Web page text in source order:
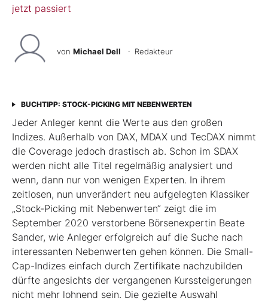
jetzt passiert
von Michael Dell · Redakteur
BUCHTIPP: STOCK-PICKING MIT NEBENWERTEN
Jeder Anleger kennt die Werte aus den großen
Indizes. Außerhalb von DAX, MDAX und TecDAX nimmt
die Coverage jedoch drastisch ab. Schon im SDAX
werden nicht alle Titel regel­mäßig analysiert und
wenn, dann nur von wenigen Experten. In ihrem
zeitlosen, nun unverändert neu aufgelegten Klassiker
„Stock-Picking mit Nebenwerten“ zeigt die im
September 2020 verstorbene Börsenexpertin Beate
Sander, wie Anleger erfolgreich auf die Suche nach
interessanten Nebenwerten gehen können. Die Small-
Cap-Indizes einfach durch Zertifikate nachzubilden
dürfte angesichts der vergangenen Kurssteiger­ungen
nicht mehr lohnend sein. Die gezielte Auswahl